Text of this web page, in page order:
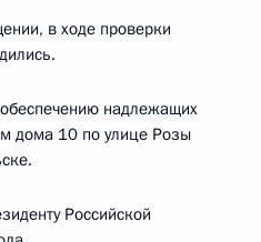
в ходе проверки
надлежащих
дома 10 по улице Розы
Российской